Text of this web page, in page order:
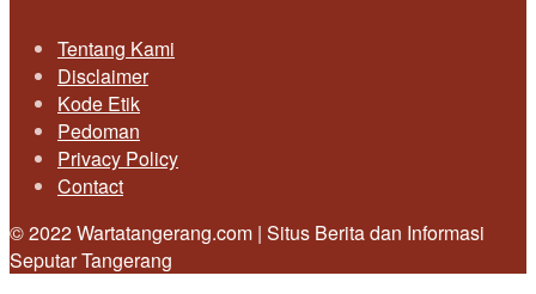
Tentang Kami
Disclaimer
Kode Etik
Pedoman
Privacy Policy
Contact
© 2022 Wartatangerang.com | Situs Berita dan Informasi
Seputar Tangerang